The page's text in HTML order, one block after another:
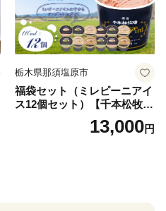
栃木県那須塩原市
福袋セット（ミレピーニアイ
ス12個セット）【千本松牧
場】 ns025-014-12 【デザー
ト 詰め合わせ ギフト】
13,000円